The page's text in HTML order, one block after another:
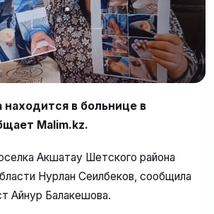
в больнице в
Malim.kz.
Акшатау Шетского района
Нурлан Сеилбеков, сообщила
Айнур Балакешова.